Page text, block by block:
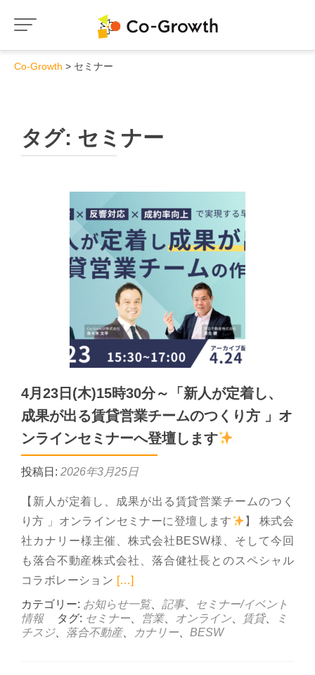
Co-Growth セミナー
タグ: セミナー
4月23日(木)15時30分～「新人が定着し、
成果が出る賃貸営業チームのつくり方 」オ
ンラインセミナーへ登壇します
投稿日: 2026年3月25日
【新人が定着し、成果が出る賃貸営業チームのつく
り方 」オンラインセミナーに登壇します
】 株式会
社カナリー様主催、株式会社BESW様、そして今回
も落合不動産株式会社、落合健社長とのスペシャル
コラボレーション Read more about 4月23日(木)15時
[…]
カテゴリー: お知らせ一覧、 記事、
セミナー/イベント
情報
タグ: セミナー 営業、 オンライン 賃貸、
ミ
チスジ、 落合不動産、 カナリー BESW